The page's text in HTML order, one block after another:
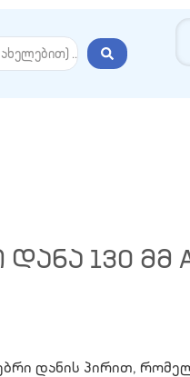
130 ᲛᲛ
დანის პირით,